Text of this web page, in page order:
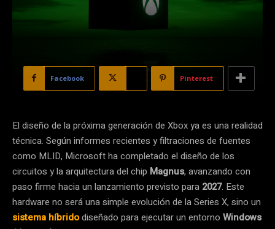
Facebook Pinterest
El diseño de la próxima generación de Xbox ya es una realidad
técnica. Según informes recientes y filtraciones de fuentes
como MLID, Microsoft ha completado el diseño de los
circuitos y la arquitectura del chip Magnus, avanzando con
paso firme hacia un lanzamiento previsto para 2027. Este
hardware no será una simple evolución de la Series X, sino un
sistema híbridodiseñado para ejecutar un entorno Windows